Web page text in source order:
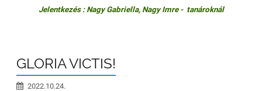
Jelentkezés : Nagy Gabriella, Nagy Imre - tanároknál
GLORIA VICTIS!
2022.10.24.